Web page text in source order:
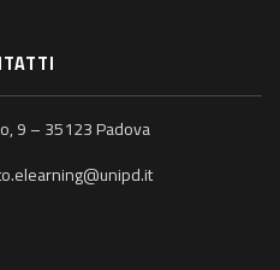
9 – 35123 Padova